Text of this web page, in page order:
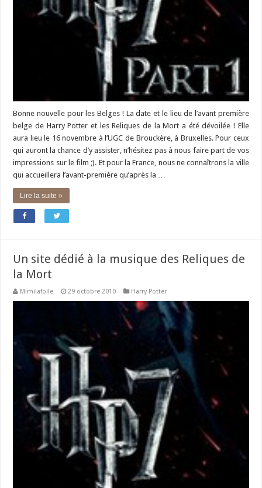
Bonne nouvelle pour les Belges ! La date et le lieu de l’avant première
belge de Harry Potter et les Reliques de la Mort a été dévoilée ! Elle
aura lieu le 16 novembre à l’UGC de Brouckère, à Bruxelles. Pour ceux
qui auront la chance d’y assister, n’hésitez pas à nous faire part de vos
impressions sur le film ;). Et pour la France, nous ne connaîtrons la ville
qui accueillera l’avant-première qu’après la …
Lire la suite »
Un site dédié à la musique des Reliques de
la Mort
Mimilafolle 29 octobre 2010 Harry Potter